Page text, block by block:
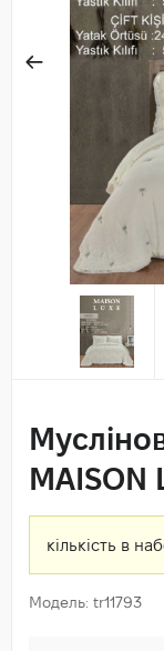
MAISON
кількість в
Модель: tr11793